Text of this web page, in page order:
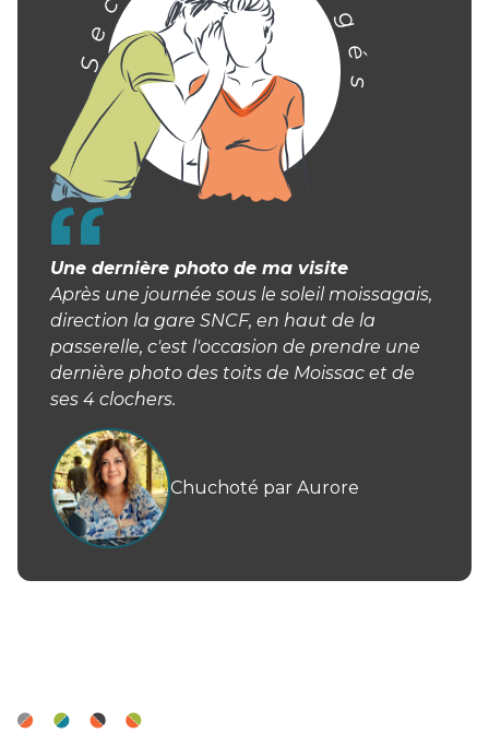
Une dernière photo de ma visite
Après une journée sous le soleil moissagais,
direction la gare SNCF, en haut de la
passerelle, c'est l'occasion de prendre une
dernière photo des toits de Moissac et de
ses 4 clochers.
Chuchoté par Aurore